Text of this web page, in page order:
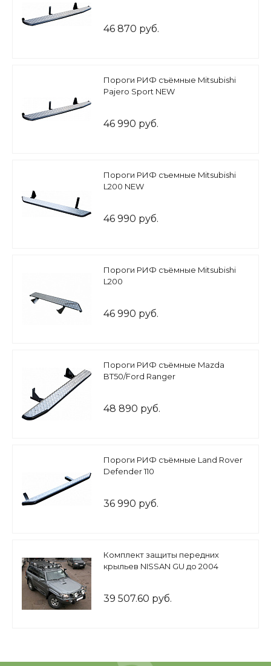
46 870 руб.
Пороги РИФ съёмные Mitsubishi
Pajero Sport NEW
46 990 руб.
Пороги РИФ съемные Mitsubishi
L200 NEW
46 990 руб.
Пороги РИФ съёмные Mitsubishi
L200
46 990 руб.
Пороги РИФ съёмные Mazda
BT50/Ford Ranger
48 890 руб.
Пороги РИФ съёмные Land Rover
Defender 110
36 990 руб.
Комплект защиты передних
крыльев NISSAN GU до 2004
39 507.60 руб.